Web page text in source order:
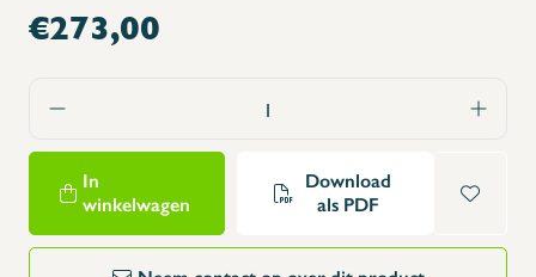
€273,00
In
winkelwagen
Download
als PDF